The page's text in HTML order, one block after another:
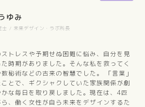
ゆみ
士 / 未来デザイン・ラボ所長
トレスや予期せぬ困難に悩み、自分を見
時期がありました。そんな私を救ってく
秘術などの古来の智慧でした。 「言葉」
とで、ギクシャクしていた家族関係が劇
な毎日を取り戻しました。現在は、4匹
、働く女性が自ら未来をデザインするた